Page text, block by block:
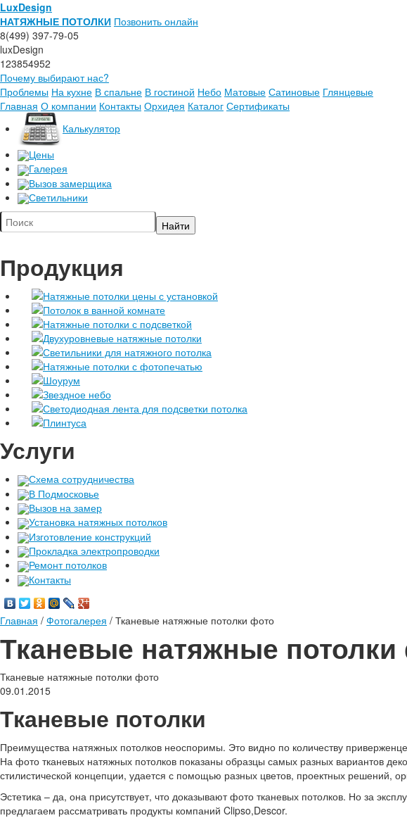
LuxDesign
НАТЯЖНЫЕ ПОТОЛКИ Позвонить онлайн
8(499) 397-79-05
luxDesign
123854952
Почему выбирают нас?
Проблемы На кухне В спальне В гостиной Небо Матовые Сатиновые Глянцевые
Главная О компании Контакты Орхидея Каталог Сертификаты
Калькулятор
Цены
Галерея
Вызов замерщика
Светильники
Продукция
Натяжные потолки цены с установкой
Потолок в ванной комнате
Натяжные потолки с подсветкой
Двухуровневые натяжные потолки
Светильники для натяжного потолка
Натяжные потолки с фотопечатью
Шоурум
Звездное небо
Светодиодная лента для подсветки потолка
Плинтуса
Услуги
Схема сотрудничества
В Подмосковье
Вызов на замер
Установка натяжных потолков
Изготовление конструкций
Прокладка электропроводки
Ремонт потолков
Контакты
Главная / Фотогалерея / Тканевые натяжные потолки фото
Тканевые натяжные потолки
Тканевые натяжные потолки фото
09.01.2015
Тканевые потолки
Преимущества натяжных потолков неоспоримы. Это видно по количеству
На фото тканевых натяжных потолков показаны образцы самых разных вариантов
стилистической концепции, удается с помощью разных цветов, проектных решений,
Эстетика – да, она присутствует, что доказывают фото тканевых потолков. Но за
предлагаем рассматривать продукты компаний Clipso,Descor.